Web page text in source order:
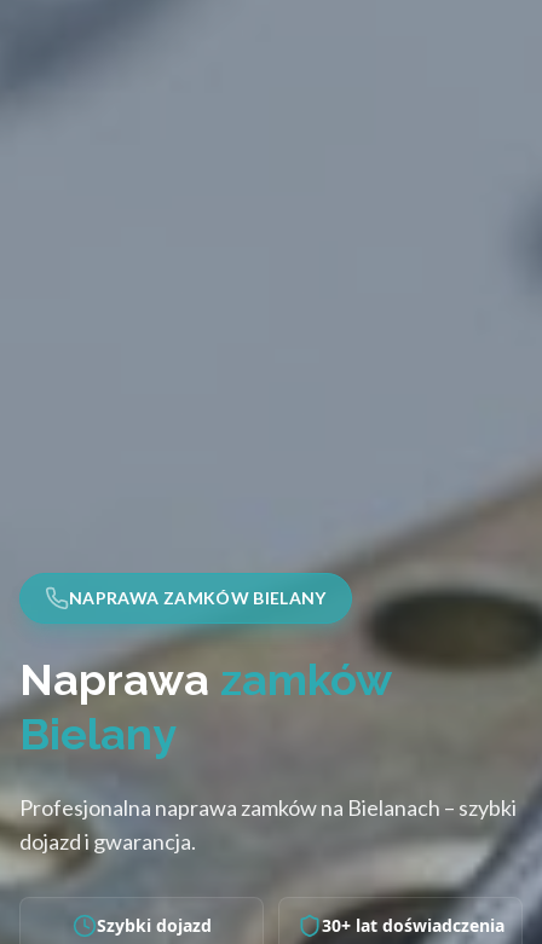
NAPRAWA ZAMKÓW BIELANY
Naprawa zamków
Bielany
Profesjonalna naprawa zamków na Bielanach – szybki
dojazd i gwarancja.
Szybki dojazd 30+ lat doświadczenia